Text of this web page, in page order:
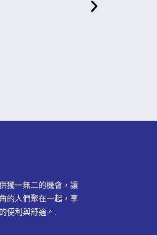
獨一無二的機會，讓
的人們聚在一起，享
便利與舒適。.